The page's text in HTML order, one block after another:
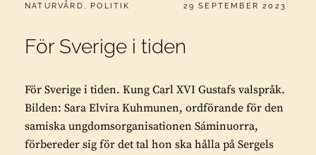
CATEGORIES:
NATURVÅRD , POLITIK PUBLICERAT
29 SEPTEMBER 2023
För Sverige i tiden
För Sverige i tiden. Kung Carl XVI Gustafs valspråk.
Bilden: Sara Elvira Kuhmunen, ordförande för den
samiska ungdomsorganisationen Sáminuorra,
förbereder sig för det tal hon ska hålla på Sergels